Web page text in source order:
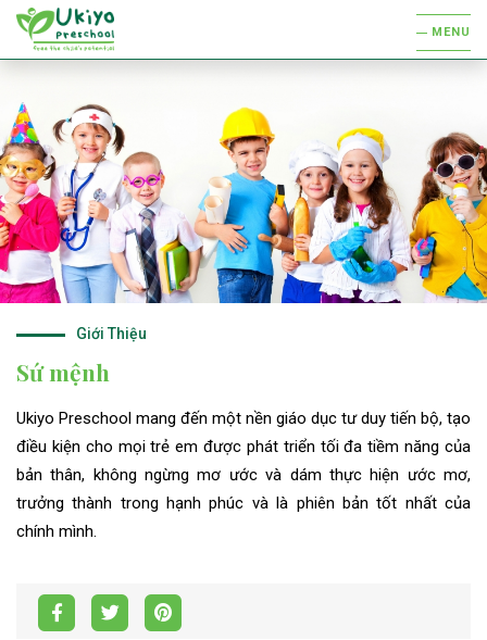
MENU
Giới Thiệu
Sứ mệnh
Ukiyo Preschool mang đến một nền giáo dục tư duy tiến bộ, tạo
điều kiện cho mọi trẻ em được phát triển tối đa tiềm năng của
bản thân, không ngừng mơ ước và dám thực hiện ước mơ,
trưởng thành trong hạnh phúc và là phiên bản tốt nhất của
chính mình.